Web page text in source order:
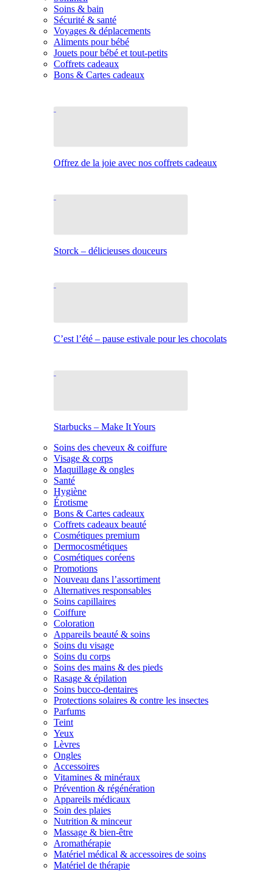
Soins & bain
Sécurité & santé
Voyages & déplacements
Aliments pour bébé
Jouets pour bébé et tout-petits
Coffrets cadeaux
Bons & Cartes cadeaux
Offrez de la joie avec nos coffrets cadeaux
Storck – délicieuses douceurs
C’est l’été – pause estivale pour les chocolats
Starbucks – Make It Yours
Soins des cheveux & coiffure
Visage & corps
Maquillage & ongles
Santé
Hygiène
Érotisme
Bons & Cartes cadeaux
Coffrets cadeaux beauté
Cosmétiques premium
Dermocosmétiques
Cosmétiques coréens
Promotions
Nouveau dans l’assortiment
Alternatives responsables
Soins capillaires
Coiffure
Coloration
Appareils beauté & soins
Soins du visage
Soins du corps
Soins des mains & des pieds
Rasage & épilation
Soins bucco-dentaires
Protections solaires & contre les insectes
Parfums
Teint
Yeux
Lèvres
Ongles
Accessoires
Vitamines & minéraux
Prévention & régénération
Appareils médicaux
Soin des plaies
Nutrition & minceur
Massage & bien-être
Aromathérapie
Matériel médical & accessoires de soins
Matériel de thérapie